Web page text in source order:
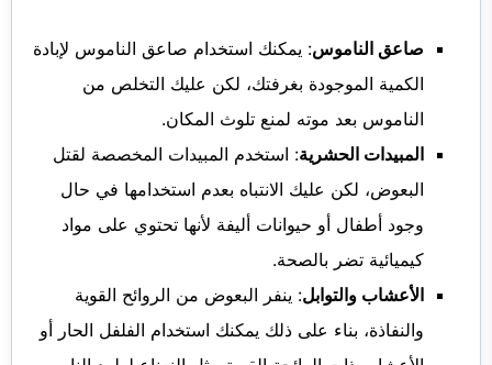
صاعق الناموس: يمكنك استخدام صاعق الناموس لإبادة
الكمية الموجودة بغرفتك، لكن عليك التخلص من
الناموس بعد موته لمنع تلوث المكان.
المبيدات الحشرية: استخدم المبيدات المخصصة لقتل
البعوض، لكن عليك الانتباه بعدم استخدامها في حال
وجود أطفال أو حيوانات أليفة لأنها تحتوي على مواد
كيميائية تضر بالصحة.
الأعشاب والتوابل: ينفر البعوض من الروائح القوية
والنفاذة، بناء على ذلك يمكنك استخدام الفلفل الحار أو